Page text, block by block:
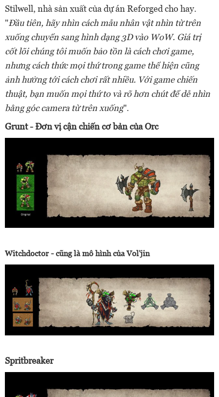
Stilwell, nhà sản xuất của dự án Reforged cho hay.
"Đầu tiên, hãy nhìn cách mẫu nhân vật nhìn từ trên
xuống chuyển sang hình dạng 3D vào WoW. Giá trị
cốt lõi chúng tôi muốn bảo tồn là cách chơi game,
nhưng cách thức mọi thứ trong game thể hiện cũng
ảnh hưởng tới cách chơi rất nhiều. Với game chiến
thuật, bạn muốn mọi thứ to và rõ hơn chút để dễ nhìn
bằng góc camera từ trên xuống".
Grunt - Đơn vị cận chiến cơ bản của Orc
Witchdoctor - cũng là mô hình của Vol'jin
Spritbreaker